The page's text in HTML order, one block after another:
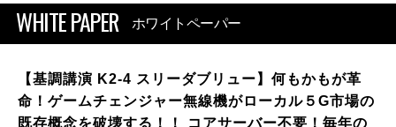
WHITE PAPER ホワイトペーパー
【基調講演 K2-4 スリーダブリュー】何もかもが革
命！ゲームチェンジャー無線機がローカル５G市場の
既存概念を破壊する！！ コアサーバー不要！毎年の